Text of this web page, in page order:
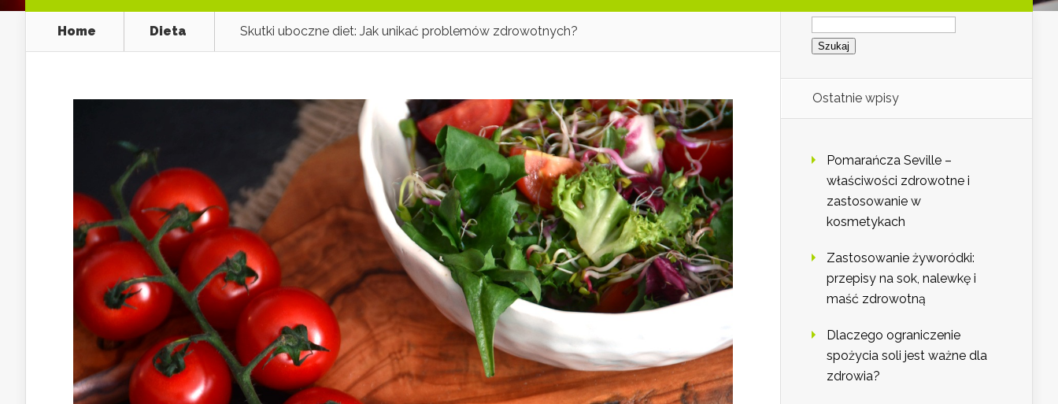
Home Dieta Skutki uboczne diet: Jak unikać problemów zdrowotnych?
Szukaj:
Ostatnie wpisy
Pomarańcza Seville –
właściwości zdrowotne i
zastosowanie w
kosmetykach
Zastosowanie żyworódki:
przepisy na sok, nalewkę i
maść zdrowotną
Dlaczego ograniczenie
spożycia soli jest ważne dla
zdrowia?